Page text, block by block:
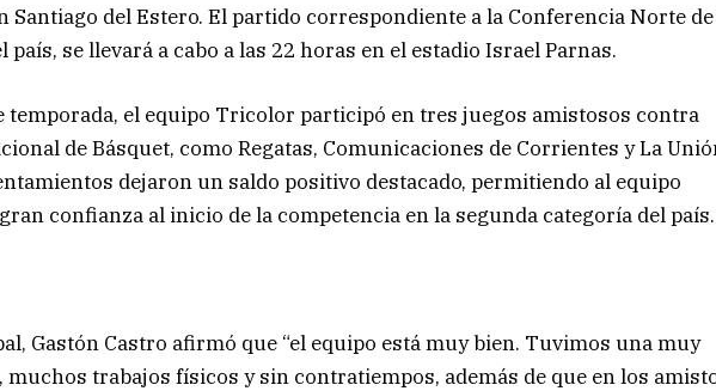
Santiago del Estero. El partido correspondiente a la Conferencia Norte
país, se llevará a cabo a las 22 horas en el estadio Israel Parnas.
temporada, el equipo Tricolor participó en tres juegos amistosos contra
de Básquet, como Regatas, Comunicaciones de Corrientes y La
dejaron un saldo positivo destacado, permitiendo al equipo
confianza al inicio de la competencia en la segunda categoría del país.
Gastón Castro afirmó que “el equipo está muy bien. Tuvimos una muy
muchos trabajos físicos y sin contratiempos, además de que en los